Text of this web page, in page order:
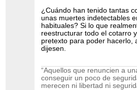
¿Cuándo han tenido tantas
unas muertes indetectables
habituales? Si lo que
reestructurar todo el cotarro
pretexto para poder hacerlo,
dijesen.
“Aquellos que renuncien a
conseguir un poco de
merecen ni libertad ni